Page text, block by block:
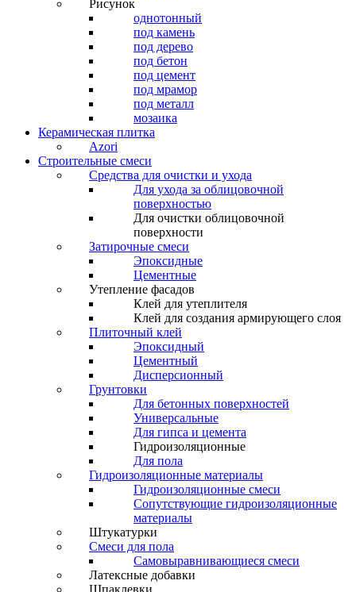
Рисунок
однотонный
под камень
под дерево
под бетон
под цемент
под мрамор
под металл
мозаика
Керамическая плитка
Azori
Строительные смеси
Средства для очистки и ухода
Для ухода за облицовочной
поверхностью
Для очистки облицовочной
поверхности
Затирочные смеси
Эпоксидные
Цементные
Утепление фасадов
Клей для утеплителя
Клей для создания армирующего слоя
Плиточный клей
Эпоксидный
Цементный
Дисперсионный
Грунтовки
Для бетонных поверхностей
Универсальные
Для гипса и цемента
Гидроизоляционные
Для пола
Гидроизоляционные материалы
Гидроизоляционные смеси
Сопутствующие гидроизоляционные
материалы
Штукатурки
Смеси для пола
Самовыравнивающиеся смеси
Латексные добавки
Шпаклевки